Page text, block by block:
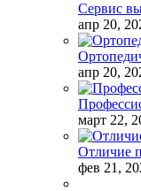
Сервис
апр 20,
апр 20,
март 22,
Отличие
фев 21,